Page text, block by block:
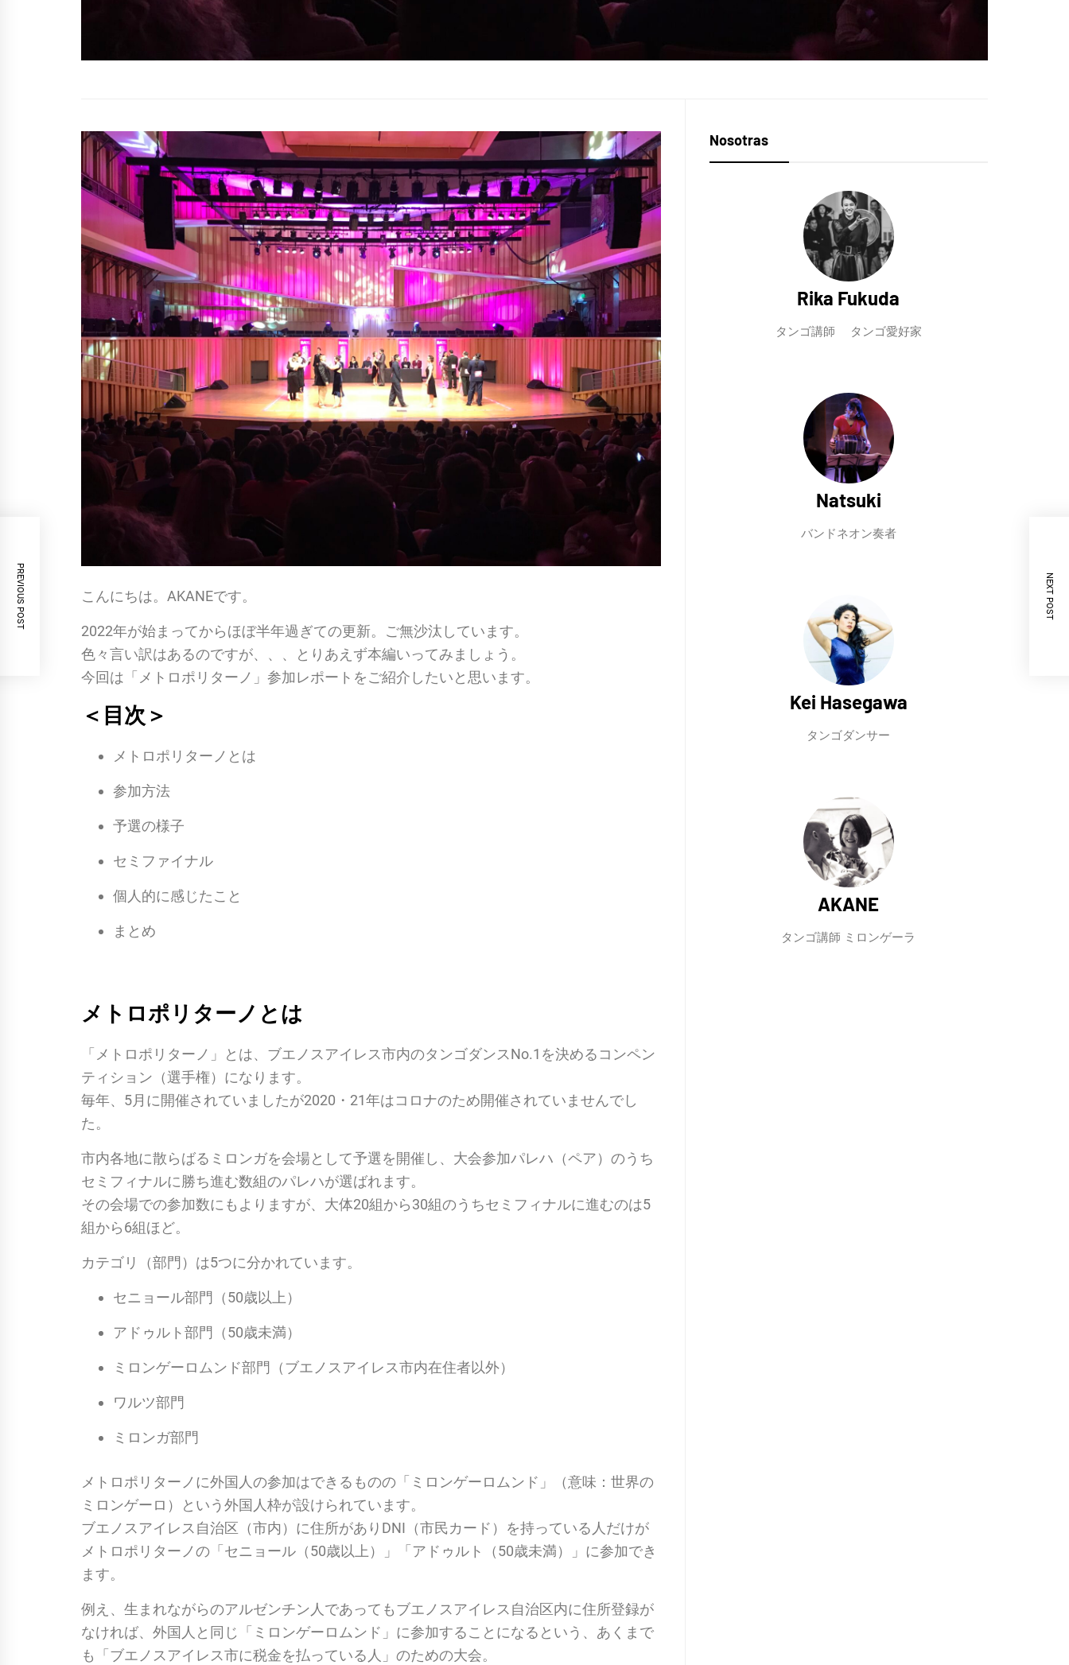
こんにちは。AKANEです。
2022年が始まってからほぼ半年過ぎての更新。ご無沙汰しています。
色々言い訳はあるのですが、、、とりあえず本編いってみましょう。
今回は「メトロポリターノ」参加レポートをご紹介したいと思います。
＜目次＞
メトロポリターノとは
参加方法
予選の様子
セミファイナル
個人的に感じたこと
まとめ
メトロポリターノとは
「メトロポリターノ」とは、ブエノスアイレス市内のタンゴダンスNo.1を決めるコンペン
ティション（選手権）になります。
毎年、5月に開催されていましたが2020・21年はコロナのため開催されていませんでし
た。
市内各地に散らばるミロンガを会場として予選を開催し、大会参加パレハ（ペア）のうち
セミフィナルに勝ち進む数組のパレハが選ばれます。
その会場での参加数にもよりますが、大体20組から30組のうちセミフィナルに進むのは5
組から6組ほど。
カテゴリ（部門）は5つに分かれています。
セニョール部門（50歳以上）
アドゥルト部門（50歳未満）
ミロンゲーロムンド部門（ブエノスアイレス市内在住者以外）
ワルツ部門
ミロンガ部門
メトロポリターノに外国人の参加はできるものの「ミロンゲーロムンド」（意味：世界の
ミロンゲーロ）という外国人枠が設けられています。
ブエノスアイレス自治区（市内）に住所がありDNI（市民カード）を持っている人だけが
メトロポリターノの「セニョール（50歳以上）」「アドゥルト（50歳未満）」に参加でき
ます。
例え、生まれながらのアルゼンチン人であってもブエノスアイレス自治区内に住所登録が
なければ、外国人と同じ「ミロンゲーロムンド」に参加することになるという、あくまで
も「ブエノスアイレス市に税金を払っている人」のための大会。
PREVIOUS POST NEXT POST
Nosotras
Rika Fukuda
タンゴ講師 タンゴ愛好家
Natsuki
バンドネオン奏者
Kei Hasegawa
タンゴダンサー
AKANE
タンゴ講師 ミロンゲーラ